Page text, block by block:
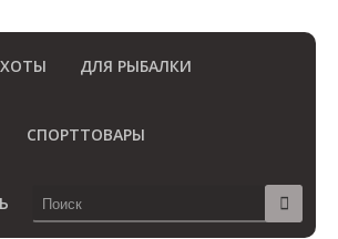
ДЛЯ РЫБАЛКИ
СПОРТТОВАРЫ